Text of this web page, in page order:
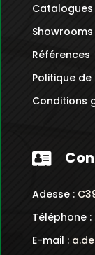
Catalogues
Showrooms
Références
Politique
Conditions

Adesse :
Téléphone :
E-mail :